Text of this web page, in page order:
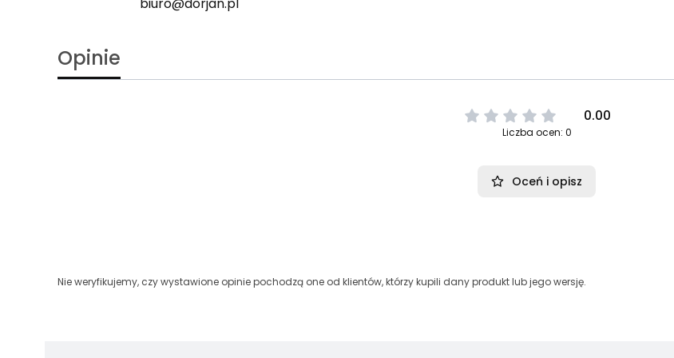
Opinie
0.00
Liczba ocen: 0
Oceń i opisz
Nie weryfikujemy, czy wystawione opinie pochodzą one od klientów, którzy kupili dany produkt lub jego wersję.